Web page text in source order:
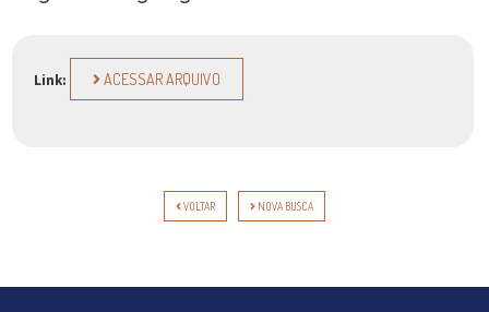
Link: ACESSAR ARQUIVO
VOLTAR NOVA BUSCA